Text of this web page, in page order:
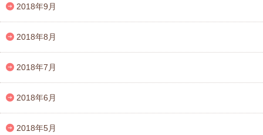
2018年9月
2018年8月
2018年7月
2018年6月
2018年5月